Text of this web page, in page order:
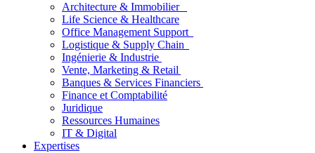
Architecture & Immobilier
Life Science & Healthcare
Office Management Support
Logistique & Supply Chain
Ingénierie & Industrie
Vente, Marketing & Retail
Banques & Services Financiers
Finance et Comptabilité
Juridique
Ressources Humaines
IT & Digital
Expertises